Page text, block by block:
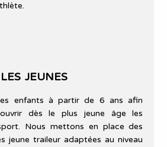
LES JEUNES
enfants à partir de 6 ans afin
dès le plus jeune âge les
Nous mettons en place des
jeune traileur adaptées au niveau